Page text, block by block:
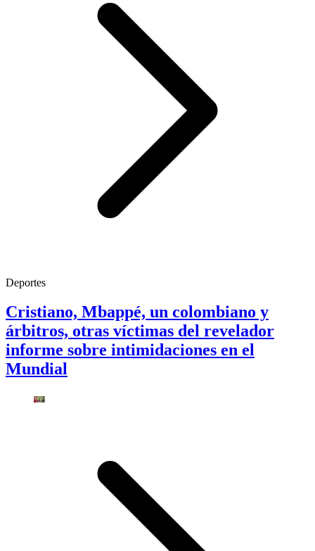
Deportes
Cristiano, Mbappé, un colombiano y
árbitros, otras víctimas del revelador
informe sobre intimidaciones en el
Mundial